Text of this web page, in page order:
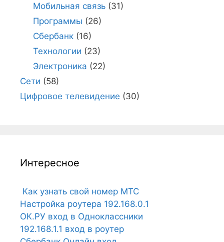
Мобильная связь(31)
Программы (26)
Сбербанк(16)
Технологии (23)
Электроника (22)
Сети (58)
Цифровое телевидение (30)
Интересное
Как узнать свой номер МТС
Настройка роутера 192.168.0.1
ОК.РУ вход в Одноклассники
192.168.1.1 вход в роутер